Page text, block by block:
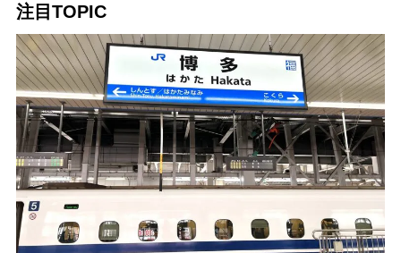
注目TOPIC